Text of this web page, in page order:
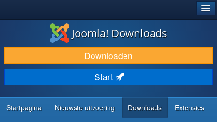
DOWNLOAD & BREID UIT
ONTDEK & LEER
COMMUNITY & ONDERSTEUNING
ONTWIKKELAARSBRONNEN
Joomla! Downloads
Downloaden
Start
Startpagina Nieuwste uitvoering Downloads Extensies